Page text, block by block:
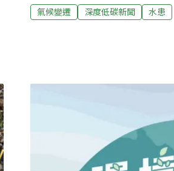
農作，引發糧食短缺，疾病也在
出緊急呼籲，要求國際社會提供
氣候變遷 深度低碳新聞 水患